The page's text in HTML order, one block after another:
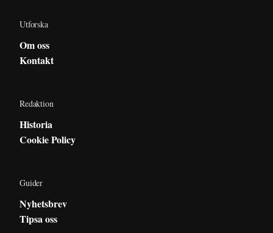
Utforska
Om oss
Kontakt
Redaktion
Historia
Cookie Policy
Guider
Nyhetsbrev
Tipsa oss